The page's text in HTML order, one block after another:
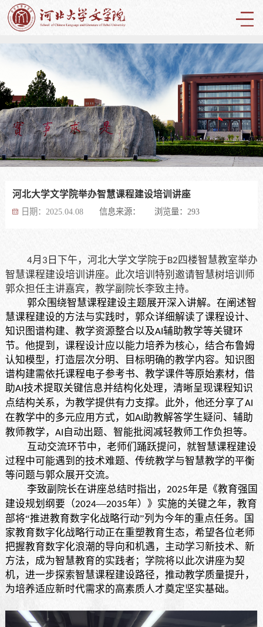
河北大学文学院举办智慧课程建设培训讲座
河北大学文学院举办智慧课程建设培训讲座
河北大学文学院举办智慧课程建设培训讲座
河北大学文学院举办智慧课程建设培训讲座
河北大学文学院举办智慧课程建设培训讲座
河北大学文学院举办智慧课程建设培训讲座
河北大学文学院举办智慧课程建设培训讲座
河北大学文学院举办智慧课程建设培训讲座
河北大学文学院举办智慧课程建设培训讲座
河北大学文学院举办智慧课程建设培训讲座
河北大学文学院举办智慧课程建设培训讲座
河北大学文学院举办智慧课程建设培训讲座
河北大学文学院举办智慧课程建设培训讲座
河北大学文学院举办智慧课程建设培训讲座
河北大学文学院举办智慧课程建设培训讲座
河北大学文学院举办智慧课程建设培训讲座
河北大学文学院举办智慧课程建设培训讲座
河北大学文学院举办智慧课程建设培训讲座
河北大学文学院举办智慧课程建设培训讲座
河北大学文学院举办智慧课程建设培训讲座
河北大学文学院举办智慧课程建设培训讲座
河北大学文学院举办智慧课程建设培训讲座
河北大学文学院举办智慧课程建设培训讲座
河北大学文学院举办智慧课程建设培训讲座
河北大学文学院举办智慧课程建设培训讲座
河北大学文学院举办智慧课程建设培训讲座
河北大学文学院举办智慧课程建设培训讲座
河北大学文学院举办智慧课程建设培训讲座
河北大学文学院举办智慧课程建设培训讲座
河北大学文学院举办智慧课程建设培训讲座
河北大学文学院举办智慧课程建设培训讲座
河北大学文学院举办智慧课程建设培训讲座
河北大学文学院举办智慧课程建设培训讲座
河北大学文学院举办智慧课程建设培训讲座
河北大学文学院举办智慧课程建设培训讲座
河北大学文学院举办智慧课程建设培训讲座
河北大学文学院举办智慧课程建设培训讲座
河北大学文学院举办智慧课程建设培训讲座
河北大学文学院举办智慧课程建设培训讲座
河北大学文学院举办智慧课程建设培训讲座
河北大学文学院举办智慧课程建设培训讲座
河北大学文学院举办智慧课程建设培训讲座
河北大学文学院举办智慧课程建设培训讲座
河北大学文学院举办智慧课程建设培训讲座
河北大学文学院举办智慧课程建设培训讲座
河北大学文学院举办智慧课程建设培训讲座
河北大学文学院举办智慧课程建设培训讲座
河北大学文学院举办智慧课程建设培训讲座
河北大学文学院举办智慧课程建设培训讲座
河北大学文学院举办智慧课程建设培训讲座
河北大学文学院举办智慧课程建设培训讲座
河北大学文学院举办智慧课程建设培训讲座
河北大学文学院举办智慧课程建设培训讲座
河北大学文学院举办智慧课程建设培训讲座
河北大学文学院举办智慧课程建设培训讲座
河北大学文学院举办智慧课程建设培训讲座
河北大学文学院举办智慧课程建设培训讲座
河北大学文学院举办智慧课程建设培训讲座
河北大学文学院举办智慧课程建设培训讲座
河北大学文学院举办智慧课程建设培训讲座
河北大学文学院举办智慧课程建设培训讲座
河北大学文学院举办智慧课程建设培训讲座
河北大学文学院举办智慧课程建设培训讲座
河北大学文学院举办智慧课程建设培训讲座
河北大学文学院举办智慧课程建设培训讲座
河北大学文学院举办智慧课程建设培训讲座
河北大学文学院举办智慧课程建设培训讲座
河北大学文学院举办智慧课程建设培训讲座
河北大学文学院举办智慧课程建设培训讲座
河北大学文学院举办智慧课程建设培训讲座